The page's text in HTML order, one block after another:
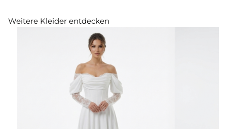
Weitere Kleider entdecken